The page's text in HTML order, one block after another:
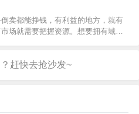
卖都能挣钱，有利益的地方，就有
场就需要把握资源。想要拥有域名